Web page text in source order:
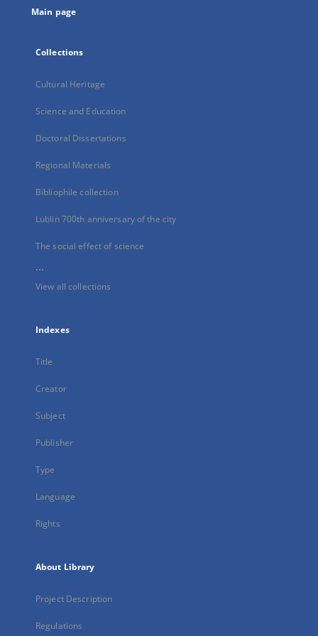
Main page
Collections
Cultural Heritage
Science and Education
Doctoral Dissertations
Regional Materials
Bibliophile collection
Lublin 700th anniversary of the city
The social effect of science
...
View all collections
Indexes
Title
Creator
Subject
Publisher
Type
Language
Rights
About Library
Project Description
Regulations